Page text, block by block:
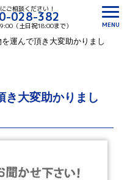
ご相談ください！
028-382
（土日祝18:00まで）
MENU
運んで頂き大変助かりまし
き大変助かりまし